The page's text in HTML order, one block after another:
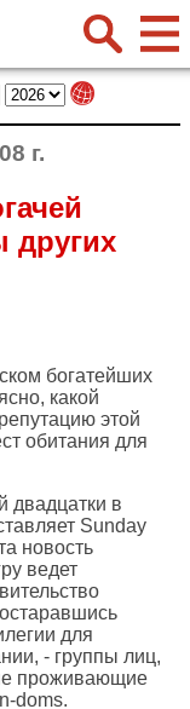
г.
других
богатейших
какой
этой
обитания для
двадцатки в
Sunday
новость
ведет
для
- группы лиц,
проживающие
doms.